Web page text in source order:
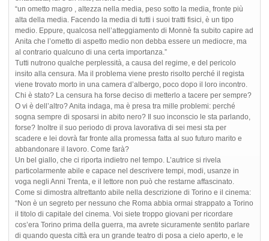
“un ometto magro , altezza nella media, peso sotto la media, fronte più
alta della media. Facendo la media di tutti i suoi tratti fisici, è un tipo
medio. Eppure, qualcosa nell’atteggiamento di Monnè fa subito capire ad
Anita che l’ometto di aspetto medio non debba essere un mediocre, ma
al contrario qualcuno di una certa importanza.”
Tutti nutrono qualche perplessità, a causa del regime, e del pericolo
insito alla censura. Ma il problema viene presto risolto perché il regista
viene trovato morto in una camera d’albergo, poco dopo il loro incontro.
Chi è stato? La censura ha forse deciso di metterlo a tacere per sempre?
O vi è dell’altro? Anita indaga, ma è presa tra mille problemi: perché
sogna sempre di sposarsi in abito nero? Il suo inconscio le sta parlando,
forse? Inoltre il suo periodo di prova lavorativa di sei mesi sta per
scadere e lei dovrà far fronte alla promessa fatta al suo futuro marito e
abbandonare il lavoro. Come farà?
Un bel giallo, che ci riporta indietro nel tempo. L’autrice si rivela
particolarmente abile e capace nel descrivere tempi, modi, usanze in
voga negli Anni Trenta, e il lettore non può che restarne affascinato.
Come si dimostra altrettanto abile nella descrizione di Torino e il cinema:
“Non è un segreto per nessuno che Roma abbia ormai strappato a Torino
il titolo di capitale del cinema. Voi siete troppo giovani per ricordare
cos’era Torino prima della guerra, ma avrete sicuramente sentito parlare
di quando questa città era un grande teatro di posa a cielo aperto, e le